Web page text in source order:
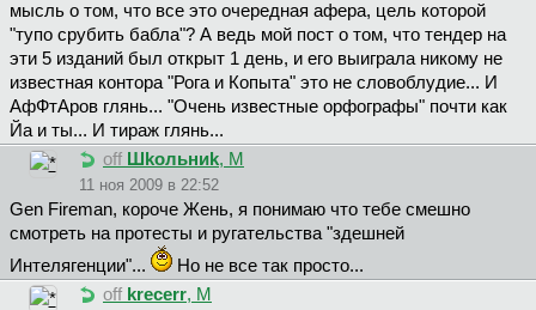
мысль о том, что все это очередная афера, цель которой
"тупо срубить бабла"? А ведь мой пост о том, что тендер на
эти 5 изданий был открыт 1 день, и его выиграла никому не
известная контора "Рога и Копыта" это не словоблудие... И
АфФтАров глянь... "Очень известные орфографы" почти как
Йа и ты... И тираж глянь...
off Шkoльниk, М
11 ноя 2009 в 22:52
Gen Fireman, короче Жень, я понимаю что тебе смешно
смотреть на протесты и ругательства "здешней
Интелягенции"...
Но не все так просто...
off krecerr, М